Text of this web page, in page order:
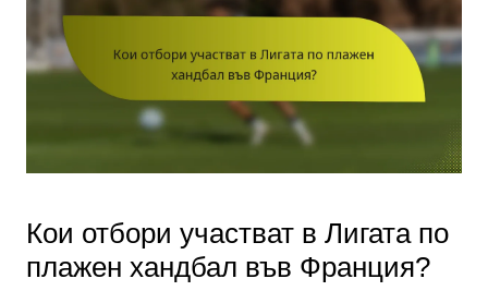
Кои отбори участват в Лигата по
плажен хандбал във Франция?